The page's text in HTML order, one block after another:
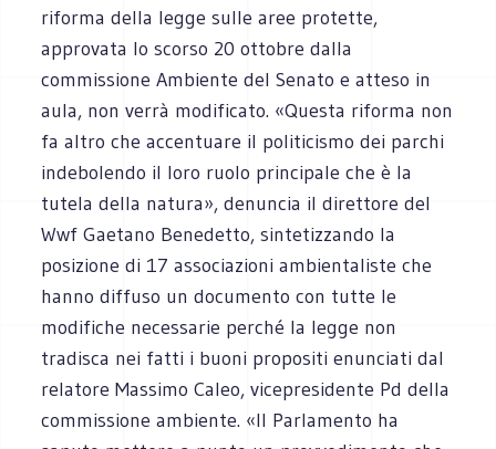
riforma della legge sulle aree protette,
approvata lo scorso 20 ottobre dalla
commissione Ambiente del Senato e atteso in
aula, non verrà modificato. «Questa riforma non
fa altro che accentuare il politicismo dei parchi
indebolendo il loro ruolo principale che è la
tutela della natura», denuncia il direttore del
Wwf Gaetano Benedetto, sintetizzando la
posizione di 17 associazioni ambientaliste che
hanno diffuso un documento con tutte le
modifiche necessarie perché la legge non
tradisca nei fatti i buoni propositi enunciati dal
relatore Massimo Caleo, vicepresidente Pd della
commissione ambiente. «Il Parlamento ha